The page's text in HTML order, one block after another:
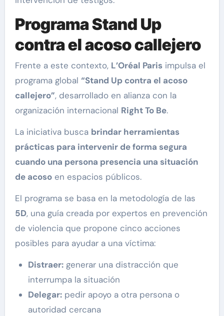
Programa Stand Up
contra el acoso callejero
Frente a este contexto, L’Oréal Parisimpulsa el
programa global “Stand Up contra el acoso
callejero”, desarrollado en alianza con la
organización internacional Right To Be.
La iniciativa busca brindar herramientas
prácticas para intervenir de forma segura
cuando una persona presencia una situación
de acosoen espacios públicos.
El programa se basa en la metodología de las
5D, una guía creada por expertos en prevención
de violencia que propone cinco acciones
posibles para ayudar a una víctima:
Distraer:generar una distracción que
interrumpa la situación
Delegar:pedir apoyo a otra persona o
autoridad cercana